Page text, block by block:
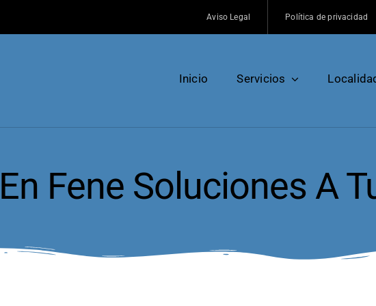
Aviso Legal Política de privacidad
Inicio Servicios
Fene Soluciones A